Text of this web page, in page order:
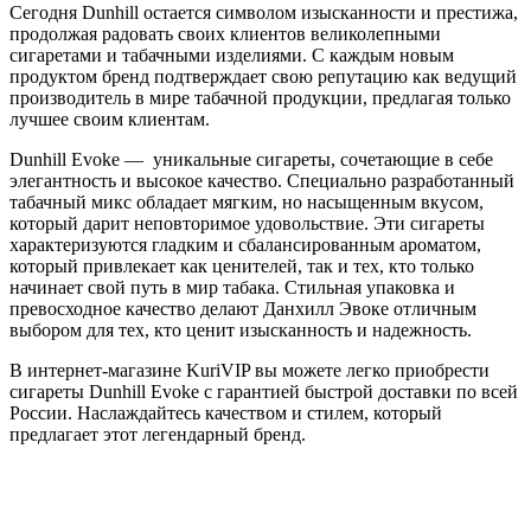
Сегодня Dunhill остается символом изысканности и престижа,
продолжая радовать своих клиентов великолепными
сигаретами и табачными изделиями. С каждым новым
продуктом бренд подтверждает свою репутацию как ведущий
производитель в мире табачной продукции, предлагая только
лучшее своим клиентам.
Dunhill Evoke — уникальные сигареты, сочетающие в себе
элегантность и высокое качество. Специально разработанный
табачный микс обладает мягким, но насыщенным вкусом,
который дарит неповторимое удовольствие. Эти сигареты
характеризуются гладким и сбалансированным ароматом,
который привлекает как ценителей, так и тех, кто только
начинает свой путь в мир табака. Стильная упаковка и
превосходное качество делают Данхилл Эвоке отличным
выбором для тех, кто ценит изысканность и надежность.
В интернет-магазине KuriVIP вы можете легко приобрести
сигареты Dunhill Evoke с гарантией быстрой доставки по всей
России. Наслаждайтесь качеством и стилем, который
предлагает этот легендарный бренд.